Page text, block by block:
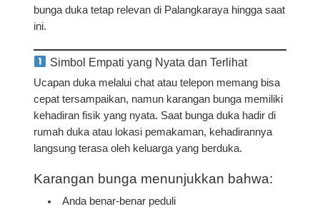
bunga duka tetap relevan di Palangkaraya hingga saat
ini.
Simbol Empati yang Nyata dan Terlihat
Ucapan duka melalui chat atau telepon memang bisa
cepat tersampaikan, namun karangan bunga memiliki
kehadiran fisik yang nyata. Saat bunga duka hadir di
rumah duka atau lokasi pemakaman, kehadirannya
langsung terasa oleh keluarga yang berduka.
Karangan bunga menunjukkan bahwa:
Anda benar-benar peduli